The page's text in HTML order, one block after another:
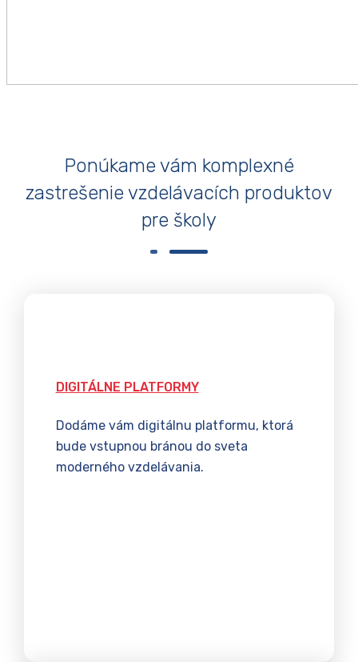
Ponúkame vám komplexné
zastrešenie vzdelávacích produktov
pre školy
DIGITÁLNE PLATFORMY
Dodáme vám digitálnu platformu, ktorá
bude vstupnou bránou do sveta
moderného vzdelávania.